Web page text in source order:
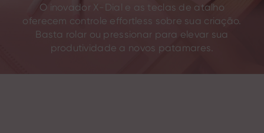
O inovador X-Dial e as teclas de atalho
oferecem controle effortless sobre sua criação.
Basta rolar ou pressionar para elevar sua
produtividade a novos patamares.